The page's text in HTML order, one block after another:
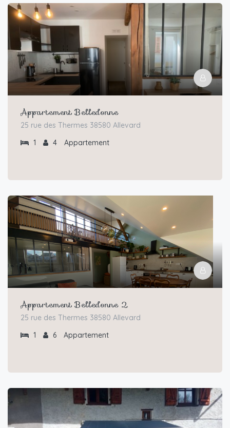
Appartement Belledonne
25 rue des Thermes 38580 Allevard
1
4 Appartement
Appartement Belledonne 2
25 rue des Thermes 38580 Allevard
1
6 Appartement